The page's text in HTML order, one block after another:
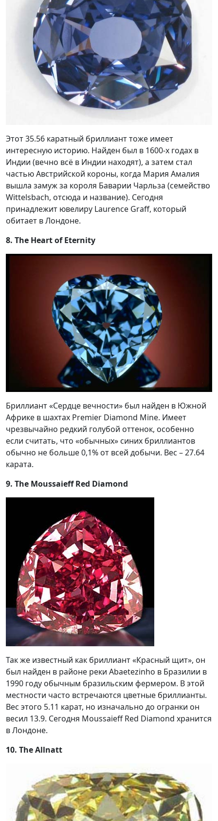
Этот 35.56 каратный бриллиант тоже имеет
интересную историю. Найден был в 1600-х годах в
Индии (вечно всё в Индии находят), а затем стал
частью Австрийской короны, когда Мария Амалия
вышла замуж за короля Баварии Чарльза (семейство
Wittelsbach, отсюда и название). Сегодня
принадлежит ювелиру Laurence Graff, который
обитает в Лондоне.
8. The Heart of Eternity
Бриллиант «Сердце вечности» был найден в Южной
Африке в шахтах Premier Diamond Mine. Имеет
чрезвычайно редкий голубой оттенок, особенно
если считать, что «обычных» синих бриллиантов
обычно не больше 0,1% от всей добычи. Вес – 27.64
карата.
9. The Moussaieff Red Diamond
Так же известный как бриллиант «Красный щит», он
был найден в районе реки Abaetezinho в Бразилии в
1990 году обычным бразильским фермером. В этой
местности часто встречаются цветные бриллианты.
Вес этого 5.11 карат, но изначально до огранки он
весил 13.9. Сегодня Moussaieff Red Diamond хранится
в Лондоне.
10. The Allnatt